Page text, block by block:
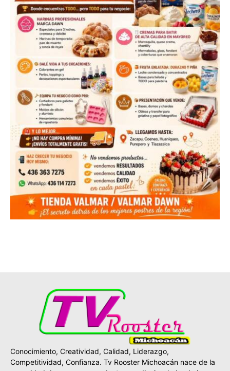
Conocimiento, Creatividad, Calidad, Liderazgo,
Competitividad, Confianza. Tv Rooster Michoacán nace de la